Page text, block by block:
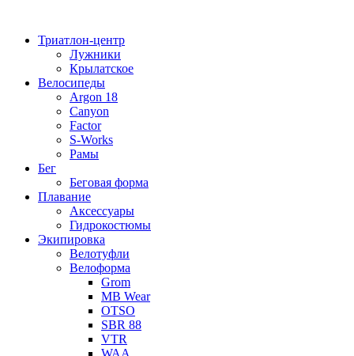
содержимому
Триатлон-центр
Лужники
Крылатское
Велосипеды
Argon 18
Canyon
Factor
S-Works
Рамы
Бег
Беговая форма
Плавание
Аксессуары
Гидрокостюмы
Экипировка
Велотуфли
Велоформа
Grom
MB Wear
OTSO
SBR 88
VTR
WAA